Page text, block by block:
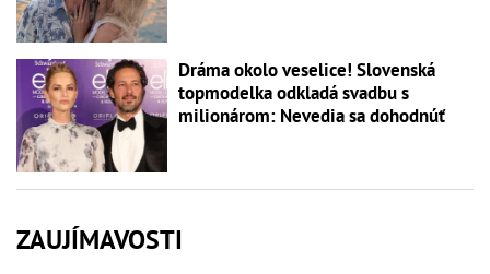
Dráma okolo veselice! Slovenská
topmodelka odkladá svadbu s
milionárom: Nevedia sa dohodnúť
ZAUJÍMAVOSTI